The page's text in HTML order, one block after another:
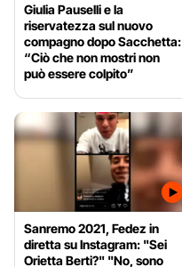
Giulia Pauselli e la
riservatezza sul nuovo
compagno dopo Sacchetta:
“Ciò che non mostri non
può essere colpito”
Sanremo 2021, Fedez in
diretta su Instagram: "Sei
Orietta Berti?" "No, sono